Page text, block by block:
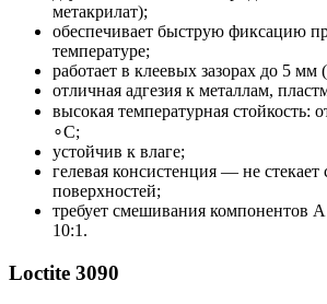
метакрилат);
обеспечивает быструю фиксацию
температуре;
работает в клеевых зазорах до 5
отличная адгезия к металлам,
высокая температурная стойкость:
∘C;
устойчив к влаге;
гелевая консистенция — не стекает
поверхностей;
требует смешивания компонентов
10:1.
Loctite 3090